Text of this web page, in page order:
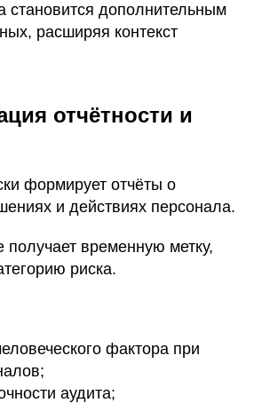
становится дополнительным
расширяя контекст
отчётности и
формирует отчёты о
и действиях персонала.
получает временную метку,
риска.
фактора при
аудита;